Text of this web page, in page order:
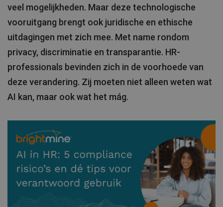
veel mogelijkheden. Maar deze technologische
vooruitgang brengt ook juridische en ethische
uitdagingen met zich mee. Met name rondom
privacy, discriminatie en transparantie. HR-
professionals bevinden zich in de voorhoede van
deze verandering. Zij moeten niet alleen weten wat
AI kan, maar ook wat het mág.